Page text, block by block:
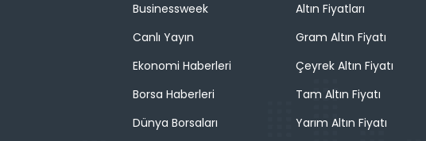
Businessweek
Canlı Yayın
Ekonomi Haberleri
Borsa Haberleri
Dünya Borsaları
Altın Fiyatları
Gram Altın Fiyatı
Çeyrek Altın Fiyatı
Tam Altın Fiyatı
Yarım Altın Fiyatı